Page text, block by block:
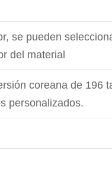
se pueden
del material
coreana de 196
personalizados.